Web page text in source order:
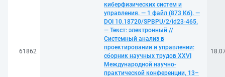
61862
киберфизических систем и
управления. — 1 файл (873 Кб). —
DOI 10.18720/SPBPU/2/id23-465.
— Текст: электронный //
Системный анализ в
проектировании и управлении:
сборник научных трудов XXVI
Международной научно-
практической конференции, 13–